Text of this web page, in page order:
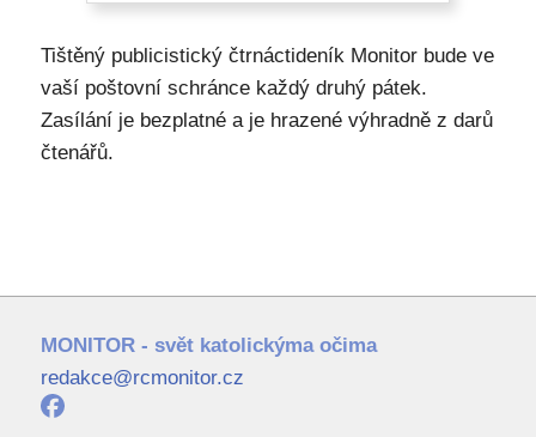
Tištěný publicistický čtrnáctideník Monitor bude ve
vaší poštovní schránce každý druhý pátek.
Zasílání je bezplatné a je hrazené výhradně z darů
čtenářů.
MONITOR - svět katolickýma očima
redakce@rcmonitor.cz